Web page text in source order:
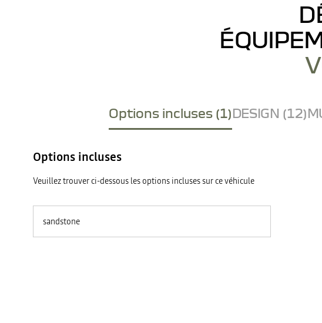
Options incluses (1)DESIGN (12)
Options incluses
Veuillez trouver ci-dessous les options incluses sur ce véhicule
sandstone